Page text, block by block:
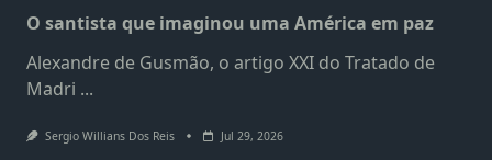
O santista que imaginou uma América em paz
Alexandre de Gusmão, o artigo XXI do Tratado de
Madri ...
Sergio Willians Dos Reis Jul 29, 2026